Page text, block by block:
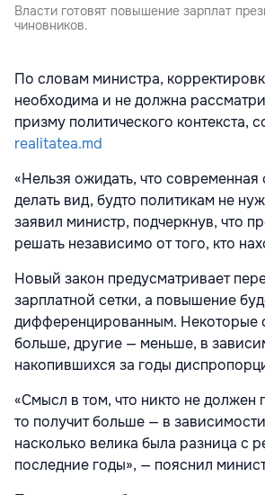
Власти готовят повышение зарплат
чиновников.
По словам министра,
необходима и не должна
призму политического контекста,
realitatea.md
«Нельзя ожидать, что современная
делать вид, будто политикам не
заявил министр, подчеркнув, что
решать независимо от того, кто
Новый закон предусматривает
зарплатной сетки, а повышение
дифференцированным. Некоторые
больше, другие — меньше, в
накопившихся за годы
«Смысл в том, что никто не должен
то получит больше — в
насколько велика была разница с
последние годы», — пояснил